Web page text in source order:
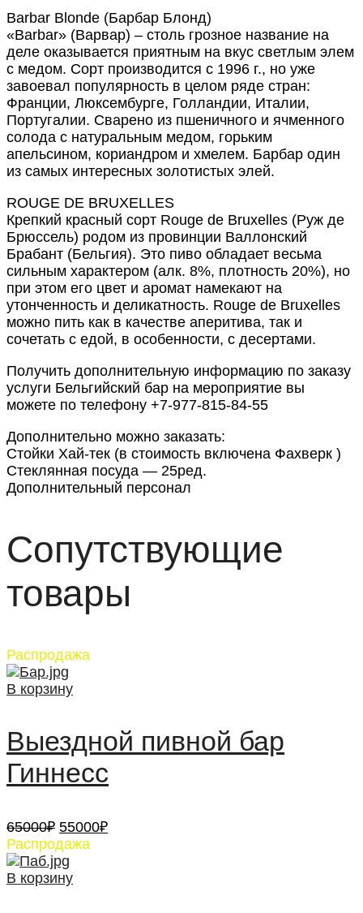
Barbar Blonde (Барбар Блонд)
«Barbar» (Варвар) – столь грозное название на
деле оказывается приятным на вкус светлым элем
с медом. Сорт производится с 1996 г., но уже
завоевал популярность в целом ряде стран:
Франции, Люксембурге, Голландии, Италии,
Португалии. Сварено из пшеничного и ячменного
солода с натуральным медом, горьким
апельсином, кориандром и хмелем. Барбар один
из самых интересных золотистых элей.
ROUGE DE BRUXELLES
Крепкий красный сорт Rouge de Bruxelles (Руж де
Брюссель) родом из провинции Валлонский
Брабант (Бельгия). Это пиво обладает весьма
сильным характером (алк. 8%, плотность 20%), но
при этом его цвет и аромат намекают на
утонченность и деликатность. Rouge de Bruxelles
можно пить как в качестве аперитива, так и
сочетать с едой, в особенности, с десертами.
Получить дополнительную информацию по заказу
услуги Бельгийский бар на мероприятие вы
можете по телефону +7-977-815-84-55
Дополнительно можно заказать:
Стойки Хай-тек (в стоимость включена Фахверк )
Стеклянная посуда — 25ред.
Дополнительный персонал
Сопутствующие
товары
Распродажа
В корзину
Выездной пивной бар
Гиннесс
65000₽ Первоначальная
цена
составляла
65000₽.
55000₽Текущая
Распродажа
В корзину